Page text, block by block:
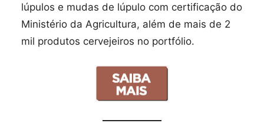
lúpulos e mudas de lúpulo com certificação do
Ministério da Agricultura, além de mais de 2
mil produtos cervejeiros no portfólio.